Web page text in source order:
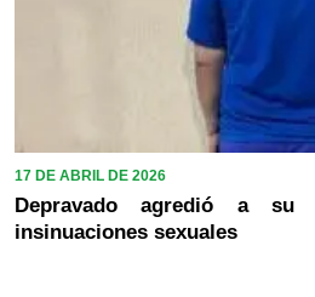
17 DE ABRIL DE 2026
Depravado agredió a
insinuaciones sexuales